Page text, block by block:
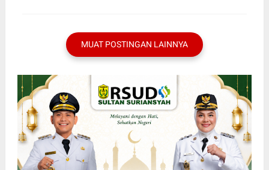
MUAT POSTINGAN LAINNYA